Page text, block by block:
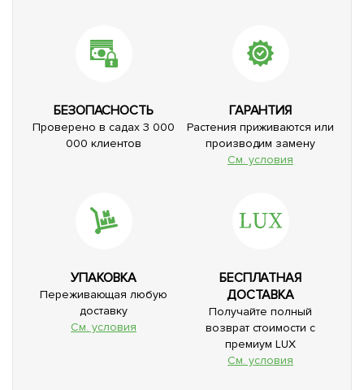
БЕЗОПАСНОСТЬ
Проверено в садах 3 000
000 клиентов
ГАРАНТИЯ
Растения приживаются или
производим замену
См. условия
УПАКОВКА
Переживающая любую
доставку
См. условия
БЕСПЛАТНАЯ
ДОСТАВКА
Получайте полный
возврат стоимости с
премиум LUX
См. условия